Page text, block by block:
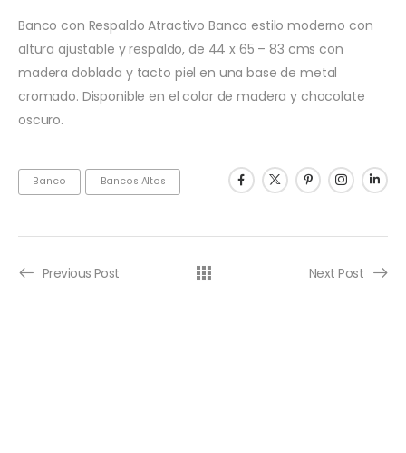
Banco con Respaldo Atractivo Banco estilo moderno con
altura ajustable y respaldo, de 44 x 65 – 83 cms con
madera doblada y tacto piel en una base de metal
cromado. Disponible en el color de madera y chocolate
oscuro.
Banco Bancos Altos
Previous Post Next Post